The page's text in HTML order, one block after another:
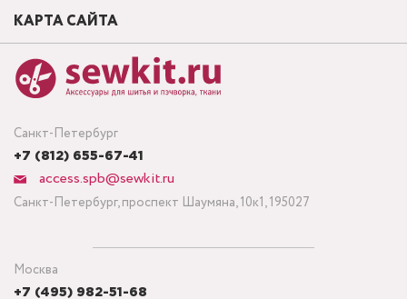
Санкт-Петербург
+7 (812) 655-67-41
access.spb@sewkit.ru
Санкт-Петербург, проспект Шаумяна, 10к1, 195027
Москва
+7 (495) 982-51-68
КАРТА САЙТА